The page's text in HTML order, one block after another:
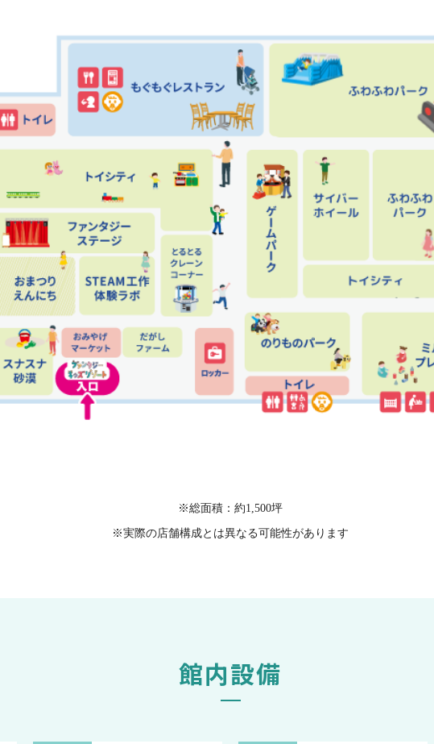
※総面積：約1,500坪
※実際の店舗構成とは異なる可能性があります
館内設備